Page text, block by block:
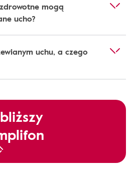
mogą
ucho?
uchu, a czego